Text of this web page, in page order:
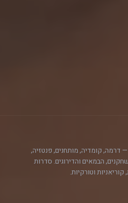
קומדיה, מותחנים, פנטזיה,
הבמאים והדירוגים. סדרות
וטורקיות.